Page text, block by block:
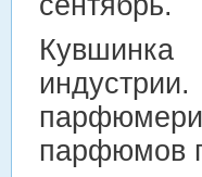
парфюмов